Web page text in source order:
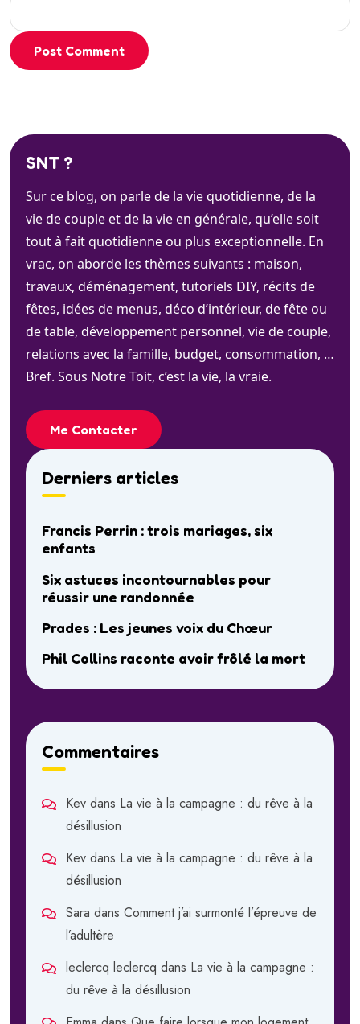
Post Comment
SNT ?
Sur ce blog, on parle de la vie quotidienne, de la
vie de couple et de la vie en générale, qu’elle soit
tout à fait quotidienne ou plus exceptionnelle. En
vrac, on aborde les thèmes suivants : maison,
travaux, déménagement, tutoriels DIY, récits de
fêtes, idées de menus, déco d’intérieur, de fête ou
de table, développement personnel, vie de couple,
relations avec la famille, budget, consommation, …
Bref. Sous Notre Toit, c’est la vie, la vraie.
Me Contacter
Derniers articles
Francis Perrin : trois mariages, six
enfants
Six astuces incontournables pour
réussir une randonnée
Prades : Les jeunes voix du Chœur
Phil Collins raconte avoir frôlé la mort
Commentaires
Kev dans La vie à la campagne : du rêve à la
désillusion
Kev dans La vie à la campagne : du rêve à la
désillusion
Sara dans Comment j’ai surmonté l’épreuve de
l’adultère
leclercq leclercq dans La vie à la campagne :
du rêve à la désillusion